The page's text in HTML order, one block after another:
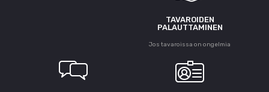
TAVAROIDEN
PALAUTTAMINEN
Jos tavaroissa on ongelmia